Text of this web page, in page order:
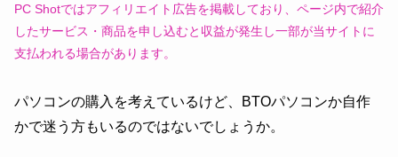
PC Shotではアフィリエイト広告を掲載しており、ページ内で紹介
したサービス・商品を申し込むと収益が発生し一部が当サイトに
支払われる場合があります。
パソコンの購入を考えているけど、BTOパソコンか自作
かで迷う方もいるのではないでしょうか。